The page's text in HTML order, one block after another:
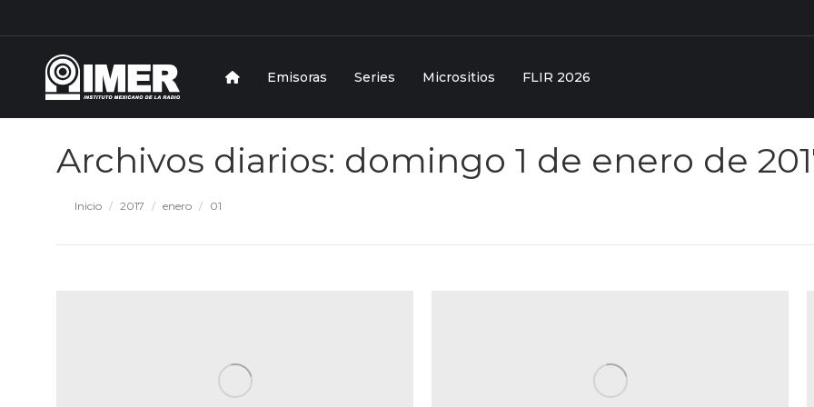
Emisoras Series Micrositios FLIR 2026
Archivos diarios: domingo 1 de enero de
Inicio 2017 enero 01